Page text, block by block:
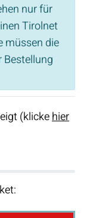
nur für
Tirolnet
müssen die
(klickehier